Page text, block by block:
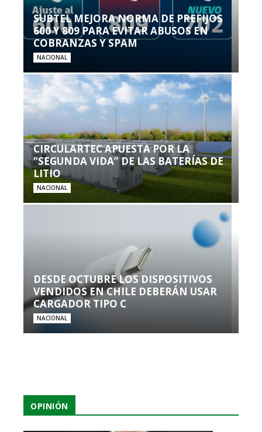
SUBTEL MEJORA NORMA DE PREFIJOS
600 Y 809 PARA EVITAR ABUSOS EN
COBRANZAS Y SPAM
NACIONAL
CIRCULARTEC APUESTA POR LA
“SEGUNDA VIDA” DE LAS BATERÍAS DE
LITIO
NACIONAL
DESDE OCTUBRE LOS DISPOSITIVOS
VENDIDOS EN CHILE DEBERÁN USAR
CARGADOR TIPO C
NACIONAL
OPINIÓN